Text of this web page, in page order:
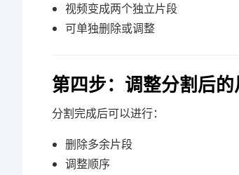
视频变成两个独立片段
可单独删除或调整
第四步：调整分割后
分割完成后可以进行：
删除多余片段
调整顺序